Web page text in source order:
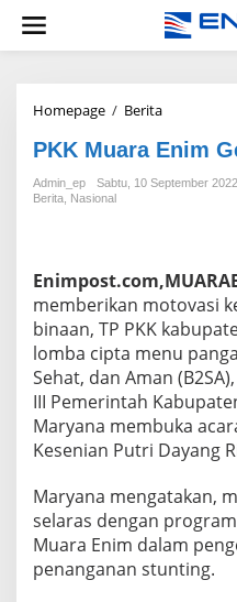
konten
Homepage / BeritaPKK
Enim
Lomba
PKK Muara Enim
Admin_ep
Sabtu, 10 September 2022
Berita Nasional
memberikan motovasi
binaan, TP PKK
lomba cipta menu
Sehat, dan Aman
III Pemerintah
Maryana membuka
Kesenian Putri Dayang
Maryana mengatakan,
selaras dengan
Muara Enim dalam
penanganan stunting.